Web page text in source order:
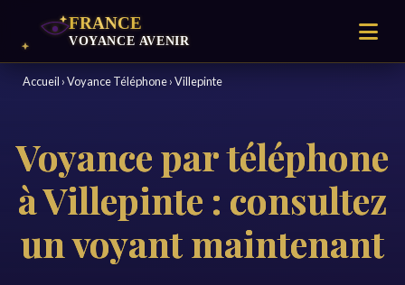
Accueil ›Voyance Téléphone›Villepinte
Voyance par téléphone
à Villepinte : consultez
un voyant maintenant